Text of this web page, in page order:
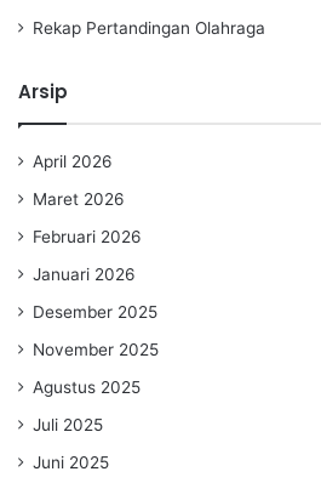
Rekap Pertandingan Olahraga
Arsip
April 2026
Maret 2026
Februari 2026
Januari 2026
Desember 2025
November 2025
Agustus 2025
Juli 2025
Juni 2025